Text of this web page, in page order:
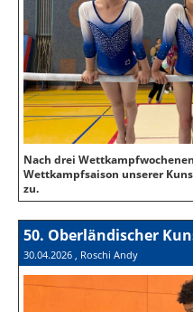
Nach drei
Wettkampfsaison unserer
zu.
50. Oberländischer
30.04.2026 , Roschi Andy